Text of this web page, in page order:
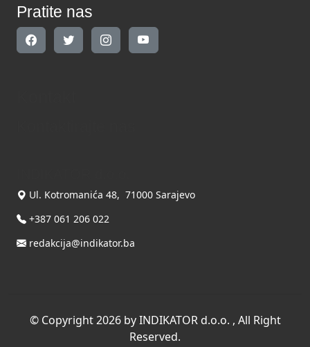
Pratite nas
Ul. Kotromanića 48, 71000 Sarajevo
+387 061 206 022
redakcija@indikator.ba
© Copyright 2026 by INDIKATOR d.o.o. , All Right
Reserved.